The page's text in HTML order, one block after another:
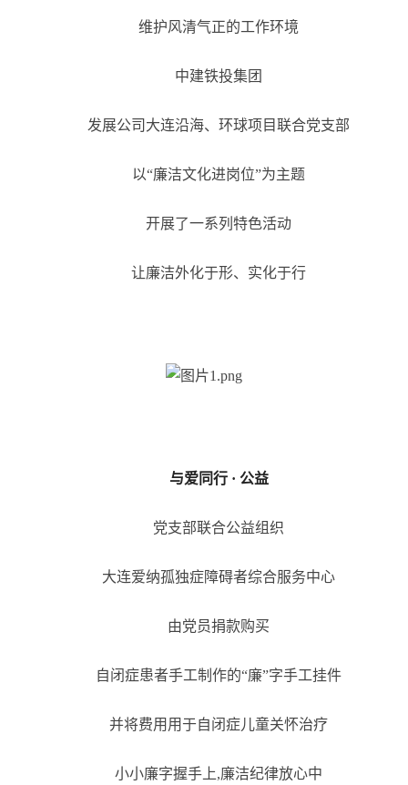
维护风清气正的工作环境
中建铁投集团
发展公司大连沿海、环球项目联合党支部
以“廉洁文化进岗位”为主题
开展了一系列特色活动
让廉洁外化于形、实化于行
与爱同行 · 公益
党支部联合公益组织
大连爱纳孤独症障碍者综合服务中心
由党员捐款购买
自闭症患者手工制作的“廉”字手工挂件
并将费用用于自闭症儿童关怀治疗
小小廉字握手上,廉洁纪律放心中